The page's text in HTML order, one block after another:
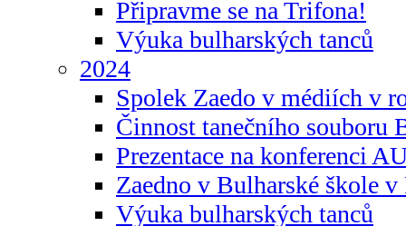
Připravme se na Trifona!
Výuka bulharských tanců
2024
Spolek Zaedo v médiích v
Činnost tanečního souboru
Prezentace na konferenci
Zaedno v Bulharské škole v
Výuka bulharských tanců